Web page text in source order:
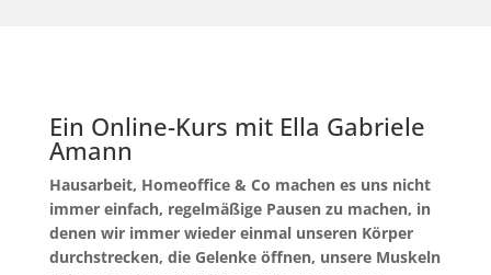
Ein Online-Kurs mit Ella Gabriele
Amann
Hausarbeit, Homeoffice & Co machen es uns nicht
immer einfach, regelmäßige Pausen zu machen, in
denen wir immer wieder einmal unseren Körper
durchstrecken, die Gelenke öffnen, unsere Muskeln